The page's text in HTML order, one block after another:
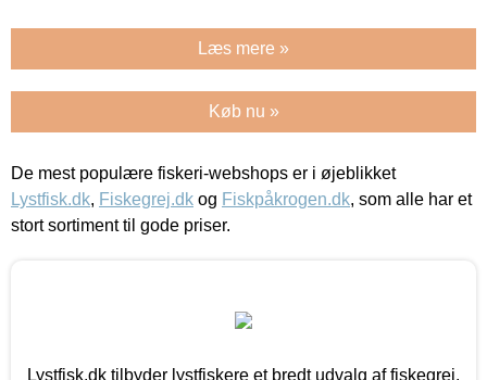
Læs mere »
Køb nu »
De mest populære fiskeri-webshops er i øjeblikket
Lystfisk.dk, Fiskegrej.dk og Fiskpåkrogen.dk, som alle har et
stort sortiment til gode priser.
Lystfisk.dk tilbyder lystfiskere et bredt udvalg af fiskegrej.